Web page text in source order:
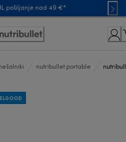
pošiljanje nad 49 €*
nutribullet portable